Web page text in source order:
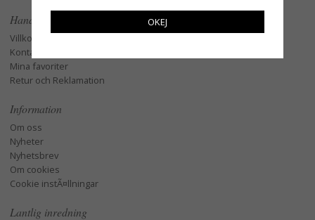
Handla
Villkor
Kontakta oss
Mina favoriter
Retur och Reklamation
Information
Om oss
Nyheter
Nyhetsbrev
Om cookies
Cookie instÃ¤llningar
Lantlig inredning
OKEJ